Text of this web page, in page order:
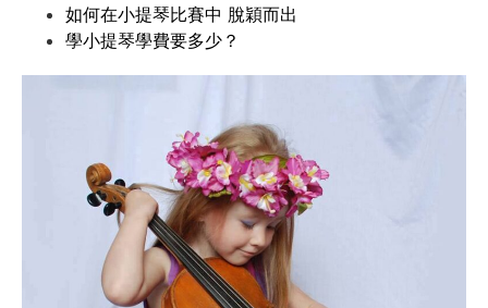
如何在小提琴比賽中 脫穎而出
學小提琴學費要多少？